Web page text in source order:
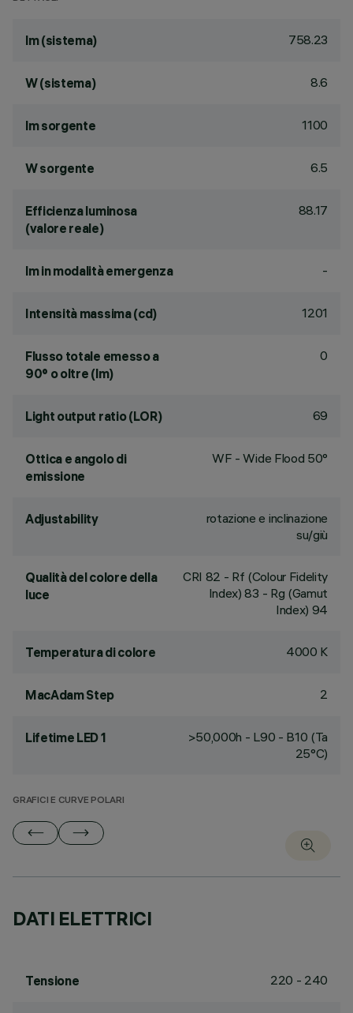
lm (sistema) 758.23
W (sistema) 8.6
lm sorgente 1100
W sorgente 6.5
Efficienza luminosa
(valore reale)
88.17
lm in modalità emergenza -
Intensità massima (cd) 1201
Flusso totale emesso a
90° o oltre (lm)
0
Light output ratio (LOR) 69
Ottica e angolo di
emissione
WF - Wide Flood 50°
Adjustability
rotazione e inclinazione
su/giù
Qualità del colore della
luce
CRI 82 - Rf (Colour Fidelity
Index) 83 - Rg (Gamut
Index) 94
Temperatura di colore 4000 K
MacAdam Step 2
Lifetime LED 1
>50,000h - L90 - B10 (Ta
25°C)
GRAFICI E CURVE POLARI
DATI ELETTRICI
Tensione 220 - 240